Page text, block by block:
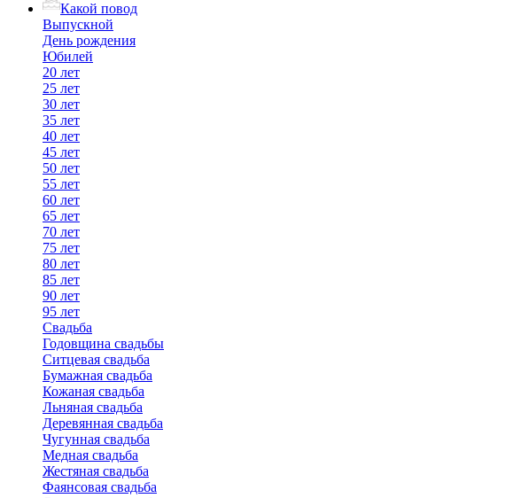
Какой повод
Выпускной
День рождения
Юбилей
20 лет
25 лет
30 лет
35 лет
40 лет
45 лет
50 лет
55 лет
60 лет
65 лет
70 лет
75 лет
80 лет
85 лет
90 лет
95 лет
Свадьба
Годовщина свадьбы
Ситцевая свадьба
Бумажная свадьба
Кожаная свадьба
Льняная свадьба
Деревянная свадьба
Чугунная свадьба
Медная свадьба
Жестяная свадьба
Фаянсовая свадьба